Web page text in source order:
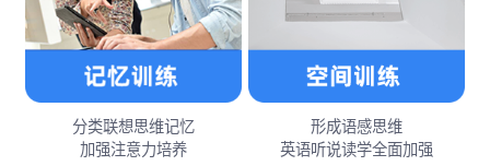
分类联想思维记忆
加强注意力培养
形成语感思维
英语听说读学全面加强